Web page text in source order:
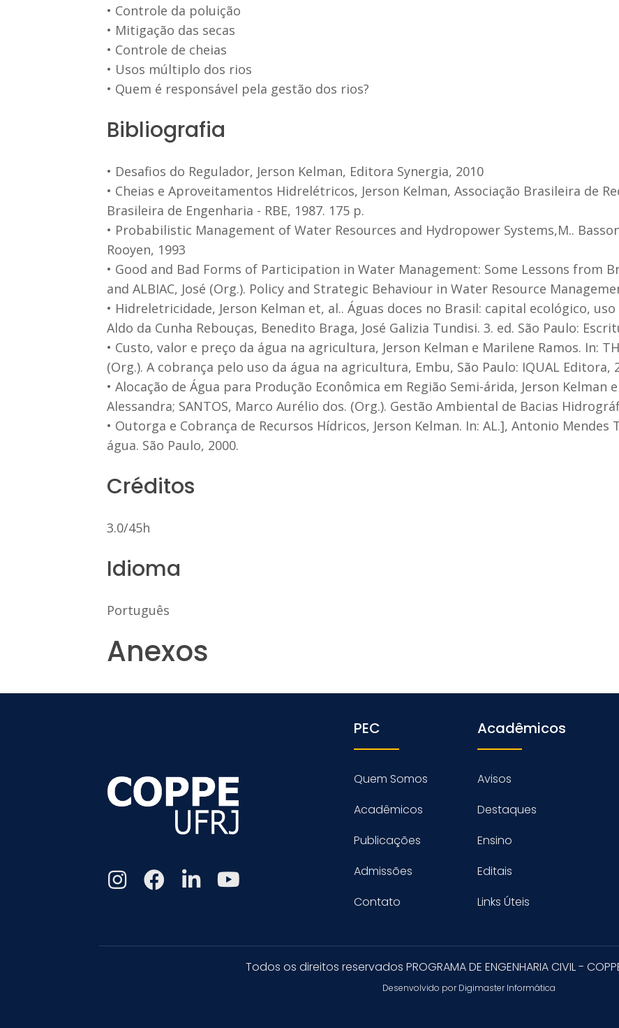
• Controle da poluição
• Mitigação das secas
• Controle de cheias
• Usos múltiplo dos rios
• Quem é responsável pela gestão dos rios?
Bibliografia
• Desafios do Regulador, Jerson Kelman, Editora Synergia, 2010
• Cheias e Aproveitamentos Hidrelétricos, Jerson Kelman, Associação Brasileira de
Brasileira de Engenharia - RBE, 1987. 175 p.
• Probabilistic Management of Water Resources and Hydropower Systems,M..
Rooyen, 1993
• Good and Bad Forms of Participation in Water Management: Some Lessons from
and ALBIAC, José (Org.). Policy and Strategic Behaviour in Water Resource
• Hidreletricidade, Jerson Kelman et, al.. Águas doces no Brasil: capital ecológico,
Aldo da Cunha Rebouças, Benedito Braga, José Galizia Tundisi. 3. ed. São Paulo:
• Custo, valor e preço da água na agricultura, Jerson Kelman e Marilene Ramos. In:
(Org.). A cobrança pelo uso da água na agricultura, Embu, São Paulo: IQUAL Editora,
• Alocação de Água para Produção Econômica em Região Semi-árida, Jerson Kelman
Alessandra; SANTOS, Marco Aurélio dos. (Org.). Gestão Ambiental de Bacias
• Outorga e Cobrança de Recursos Hídricos, Jerson Kelman. In: AL.], Antonio Mendes
água. São Paulo, 2000.
Créditos
3.0/45h
Idioma
Português
Anexos
PEC
Quem Somos
Acadêmicos
Publicações
Admissões
Contato
Acadêmicos
Avisos
Destaques
Ensino
Editais
Links Úteis
Todos os direitos reservados PROGRAMA DE ENGENHARIA CIVIL -
Desenvolvido por Digimaster Informática